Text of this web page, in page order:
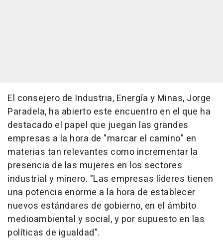
El consejero de Industria, Energía y Minas, Jorge
Paradela, ha abierto este encuentro en el que ha
destacado el papel que juegan las grandes
empresas a la hora de "marcar el camino" en
materias tan relevantes como incrementar la
presencia de las mujeres en los sectores
industrial y minero. "Las empresas líderes tienen
una potencia enorme a la hora de establecer
nuevos estándares de gobierno, en el ámbito
medioambiental y social, y por supuesto en las
políticas de igualdad".